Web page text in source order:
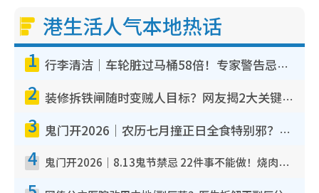
港生活人气本地热话
1 行李清洁｜车轮脏过马桶58倍！专家警告忌用酒精擦 教1招免脏手除菌
2 装修拆铁闸随时变贼人目标？网友揭2大关键用途：装新款等于白装？附新旧铁闸分别
3 鬼门开2026｜农历七月撞正日全食特别邪？专家警告切忌做一事！揭4大禁忌+2招保平安
4 鬼门开2026｜8.13鬼节禁忌 22件事不能做！烧肉、刺身要少食？半夜勿吹口哨/打给个电话